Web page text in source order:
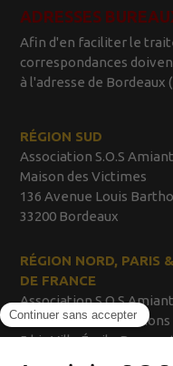
ADRESSES
Afin d'en faciliter le
correspondances
à l'adresse de Bordeaux
RÉGION SUD
Association S.O.S
Maison des Victimes
136 Avenue Louis
33200 Bordeaux
RÉGION NORD, PARIS
DE FRANCE
Association S.O.S
Maison des Associations
5 bis Villa Émile
92200 Neuilly sur Seine